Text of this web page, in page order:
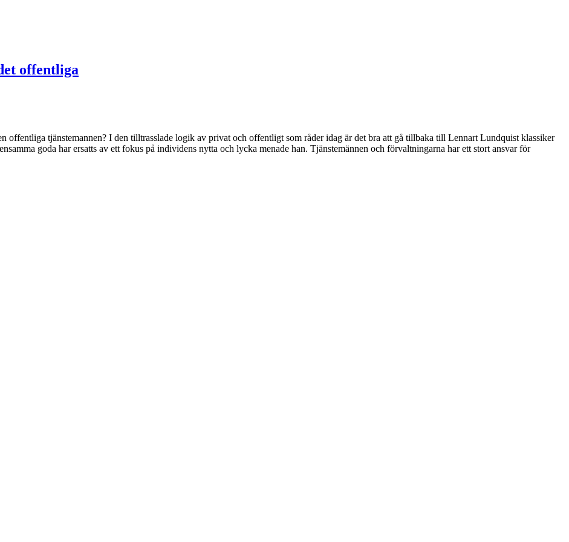
offentliga
offentliga tjänstemannen? I den tilltrasslade logik av privat och offentligt som råder idag är det bra att gå tillbaka till Lennart Lundquist klassiker
goda har ersatts av ett fokus på individens nytta och lycka menade han. Tjänstemännen och förvaltningarna har ett stort ansvar för